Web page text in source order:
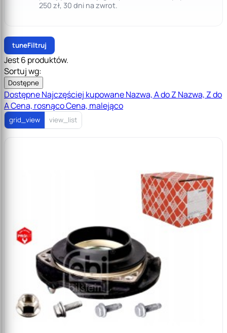
250 zł, 30 dni na zwrot.
tuneFiltruj
Jest 6 produktów.
Sortuj wg:
Dostępne
DostępneNajczęściej kupowaneNazwa, A do Z Nazwa, Z do
ACena, rosnącoCena, malejąco
grid_view view_list